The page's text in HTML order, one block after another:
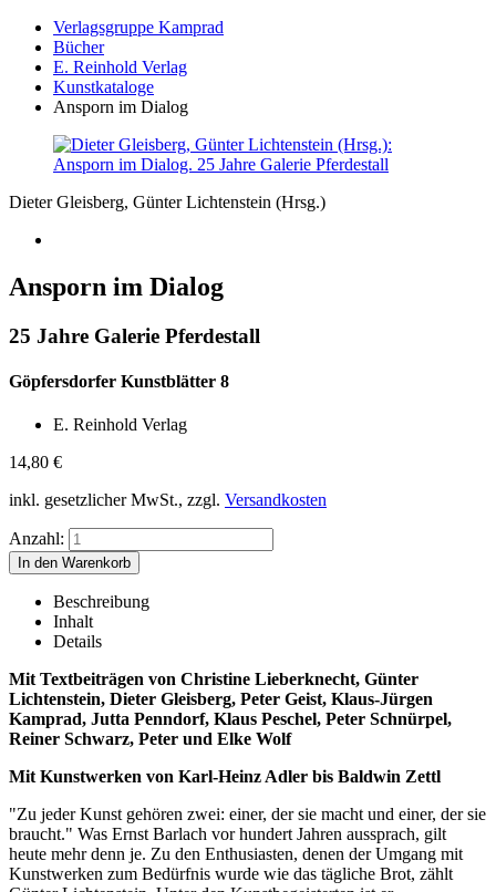
Verlagsgruppe Kamprad
Bücher
E. Reinhold Verlag
Kunstkataloge
Ansporn im Dialog
Dieter Gleisberg, Günter Lichtenstein (Hrsg.)
Ansporn im Dialog
25 Jahre Galerie Pferdestall
Göpfersdorfer Kunstblätter 8
E. Reinhold Verlag
14,80 €
inkl. gesetzlicher MwSt., zzgl. Versandkosten
Anzahl:
Beschreibung
Inhalt
Details
Mit Textbeiträgen von Christine Lieberknecht, Günter
Lichtenstein, Dieter Gleisberg, Peter Geist, Klaus-Jürgen
Kamprad, Jutta Penndorf, Klaus Peschel, Peter Schnürpel,
Reiner Schwarz, Peter und Elke Wolf
Mit Kunstwerken von Karl-Heinz Adler bis Baldwin Zettl
"Zu jeder Kunst gehören zwei: einer, der sie macht und einer, der sie
braucht." Was Ernst Barlach vor hundert Jahren aussprach, gilt
heute mehr denn je. Zu den Enthusiasten, denen der Umgang mit
Kunstwerken zum Bedürfnis wurde wie das tägliche Brot, zählt